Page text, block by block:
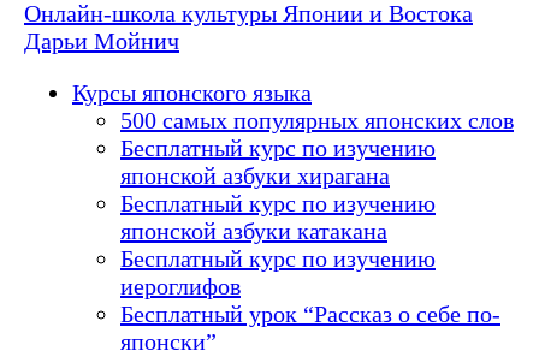
Онлайн-школа культуры Японии и Востока
Дарьи Мойнич
Курсы японского языка
500 самых популярных японских слов
Бесплатный курс по изучению
японской азбуки хирагана
Бесплатный курс по изучению
японской азбуки катакана
Бесплатный курс по изучению
иероглифов
Бесплатный урок “Рассказ о себе по-
японски”